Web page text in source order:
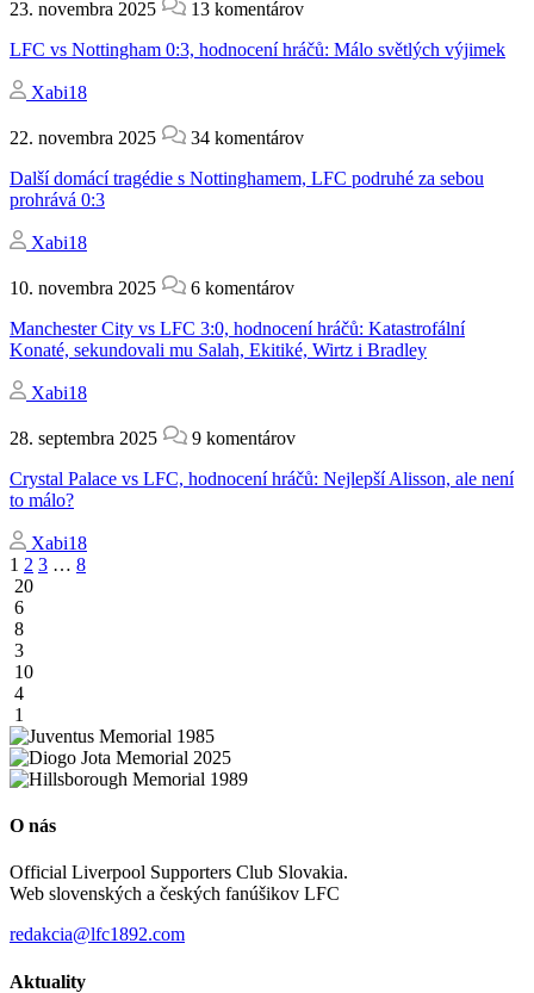
23. novembra 2025
13 komentárov
LFC vs Nottingham 0:3, hodnocení hráčů: Málo světlých výjimek
Xabi18
22. novembra 2025
34 komentárov
Další domácí tragédie s Nottinghamem, LFC podruhé za sebou
prohrává 0:3
Xabi18
10. novembra 2025
6 komentárov
Manchester City vs LFC 3:0, hodnocení hráčů: Katastrofální
Konaté, sekundovali mu Salah, Ekitiké, Wirtz i Bradley
Xabi18
28. septembra 2025
9 komentárov
Crystal Palace vs LFC, hodnocení hráčů: Nejlepší Alisson, ale není
to málo?
Xabi18
Stránkovanie
príspevkov
1 2 3 … 8
20
6
8
3
10
4
1
O nás
Official Liverpool Supporters Club Slovakia.
Web slovenských a českých fanúšikov LFC
redakcia@lfc1892.com
Aktuality